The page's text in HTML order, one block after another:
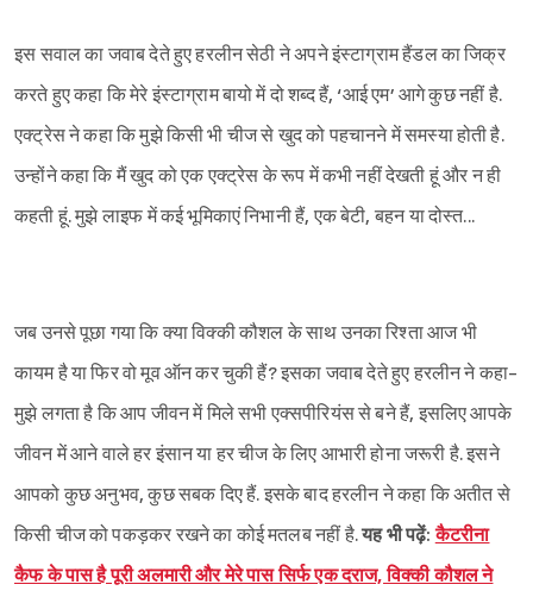
इस सवाल का जवाब देते हुए हरलीन सेठी ने अपने इंस्टाग्राम हैंडल का जिक्र
करते हुए कहा कि मेरे इंस्टाग्राम बायो में दो शब्द हैं, ‘आई एम’ आगे कुछ नहीं है.
एक्ट्रेस ने कहा कि मुझे किसी भी चीज से खुद को पहचानने में समस्या होती है.
उन्होंने कहा कि मैं खुद को एक एक्ट्रेस के रूप में कभी नहीं देखती हूं और न ही
कहती हूं. मुझे लाइफ में कई भूमिकाएं निभानी हैं, एक बेटी, बहन या दोस्त...
जब उनसे पूछा गया कि क्या विक्की कौशल के साथ उनका रिश्ता आज भी
कायम है या फिर वो मूव ऑन कर चुकी हैं? इसका जवाब देते हुए हरलीन ने कहा-
मुझे लगता है कि आप जीवन में मिले सभी एक्सपीरियंस से बने हैं, इसलिए आपके
जीवन में आने वाले हर इंसान या हर चीज के लिए आभारी होना जरूरी है. इसने
आपको कुछ अनुभव, कुछ सबक दिए हैं. इसके बाद हरलीन ने कहा कि अतीत से
किसी चीज को पकड़कर रखने का कोई मतलब नहीं है.यह भी पढ़ें:कैटरीना
कैफ के पास है पूरी अलमारी और मेरे पास सिर्फ एक दराज, विक्की कौशल ने